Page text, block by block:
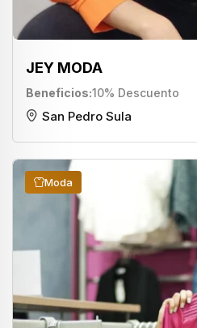
JEY MODA
Beneficios 10% Descuento
San Pedro Sula
Moda